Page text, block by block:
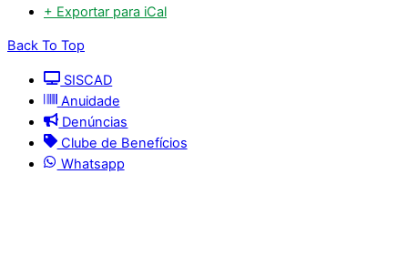
+ Exportar para iCal
Back To Top
SISCAD
Anuidade
Denúncias
Clube de Benefícios
Whatsapp